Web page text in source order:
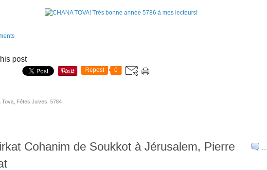
post
Repost 0
Tova Fêtes Juives 5784
…
Cohanim de Soukkot à Jérusalem, Pierre